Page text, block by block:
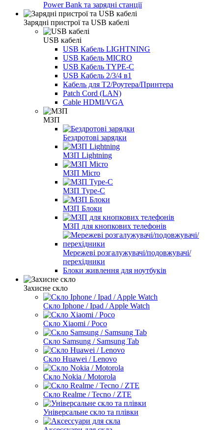
Power Bank та зарядні станції
Зарядні пристрої та USB кабелі
USB кабелі
USB Кабель LIGHTNING
USB Кабель MICRO
USB Кабель TYPE-C
USB Кабель 2/3/4 в1
Кабель для Т2/Роутера/Принтера
Patch Cord (LAN)
Cable HDMI/VGA
МЗП
Бездротові зарядки
МЗП Lightning
МЗП Micro
МЗП Type-C
МЗП Блоки
МЗП для кнопкових телефонів
Мережеві розгалужувачі/подовжувачі/
перехідники
Блоки живлення для ноутбуків
Захисне скло
Скло Iphone / Ipad / Apple Watch
Скло Xiaomi / Poco
Скло Samsung / Samsung Tab
Скло Huawei / Lenovo
Скло Nokia / Motorola
Скло Realme / Tecno / ZTE
Універсальне скло та плівки